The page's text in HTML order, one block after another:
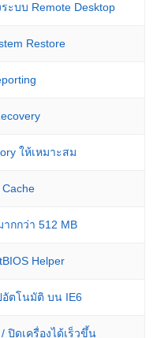
ะบบ Remote Desktop
Restore
ให้เหมาะสม
กกว่า 512 MB
Helper
อัตโนมัติ บน IE6
ปิดเครื่องได้เร็วขึ้น